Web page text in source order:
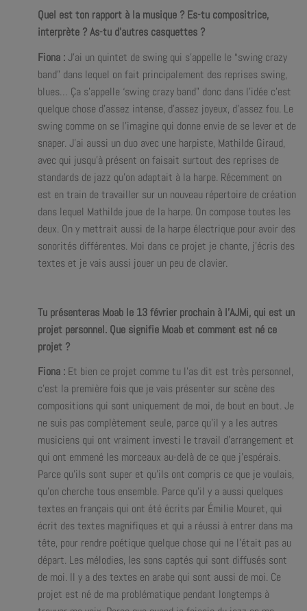
Quel est ton rapport à la musique ? Es-tu compositrice,
interprète ? As-tu d’autres casquettes ?
Fiona :J’ai un quintet de swing qui s’appelle le “swing crazy
band” dans lequel on fait principalement des reprises swing,
blues… Ça s’appelle ‘swing crazy band” donc dans l’idée c’est
quelque chose d’assez intense, d’assez joyeux, d’assez fou. Le
swing comme on se l’imagine qui donne envie de se lever et de
snaper. J’ai aussi un duo avec une harpiste, Mathilde Giraud,
avec qui jusqu’à présent on faisait surtout des reprises de
standards de jazz qu’on adaptait à la harpe. Récemment on
est en train de travailler sur un nouveau répertoire de création
dans lequel Mathilde joue de la harpe. On compose toutes les
deux. On y mettrait aussi de la harpe électrique pour avoir des
sonorités différentes. Moi dans ce projet je chante, j’écris des
textes et je vais aussi jouer un peu de clavier.
Tu présenteras Moab le 13 février prochain à l’AJMi, qui est un
projet personnel. Que signifie Moab et comment est né ce
projet ?
Fiona : Et bien ce projet comme tu l’as dit est très personnel,
c’est la première fois que je vais présenter sur scène des
compositions qui sont uniquement de moi, de bout en bout. Je
ne suis pas complètement seule, parce qu’il y a les autres
musiciens qui ont vraiment investi le travail d’arrangement et
qui ont emmené les morceaux au-delà de ce que j’espérais.
Parce qu’ils sont super et qu’ils ont compris ce que je voulais,
qu’on cherche tous ensemble. Parce qu’il y a aussi quelques
textes en français qui ont été écrits par Émilie Mouret, qui
écrit des textes magnifiques et qui a réussi à entrer dans ma
tête, pour rendre poétique quelque chose qui ne l’était pas au
départ. Les mélodies, les sons captés qui sont diffusés sont
de moi. Il y a des textes en arabe qui sont aussi de moi. Ce
projet est né de ma problématique pendant longtemps à